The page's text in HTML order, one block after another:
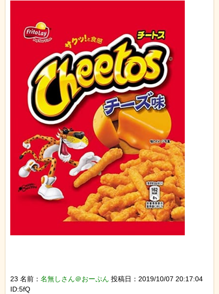
23 名前： 名無しさん＠おーぷん 投稿日：2019/10/07 20:17:04
ID:5fQ